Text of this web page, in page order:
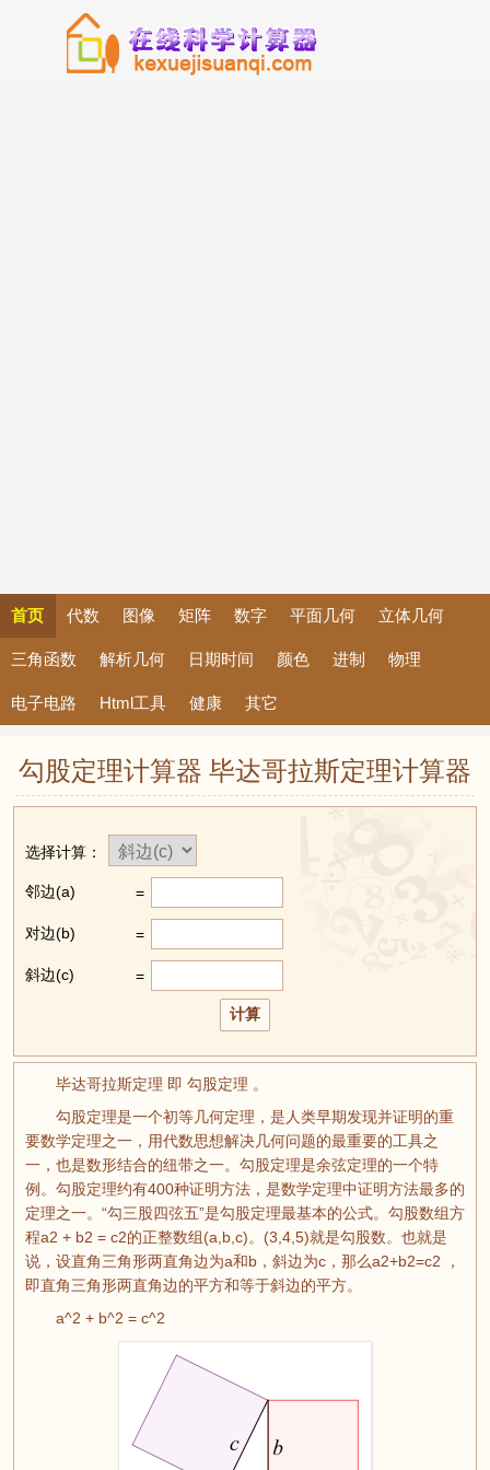
首页 代数 图像 矩阵 数字 平面几何 立体几何
三角函数 解析几何 日期时间 颜色 进制 物理
电子电路 Html工具 健康 其它
勾股定理计算器 毕达哥拉斯定理计算器
选择计算：
邻边(a) =
对边(b) =
斜边(c) =
毕达哥拉斯定理 即 勾股定理 。
勾股定理是一个初等几何定理，是人类早期发现并证明的重
要数学定理之一，用代数思想解决几何问题的最重要的工具之
一，也是数形结合的纽带之一。勾股定理是余弦定理的一个特
例。勾股定理约有400种证明方法，是数学定理中证明方法最多的
定理之一。“勾三股四弦五”是勾股定理最基本的公式。勾股数组方
程a2 + b2 = c2的正整数组(a,b,c)。(3,4,5)就是勾股数。也就是
说，设直角三角形两直角边为a和b，斜边为c，那么a2+b2=c2 ，
即直角三角形两直角边的平方和等于斜边的平方。
a^2 + b^2 = c^2